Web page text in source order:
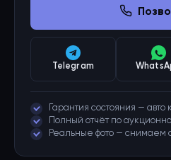
Telegram
Гарантия состояния —
Полный отчёт по
Реальные фото — снимаем